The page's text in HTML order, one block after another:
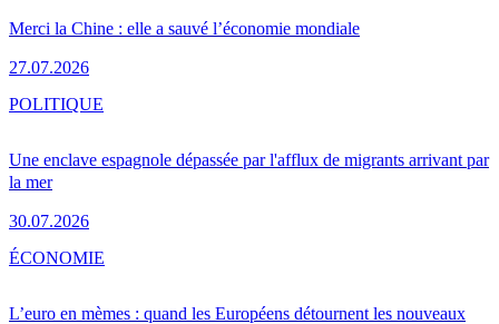
Merci la Chine : elle a sauvé l’économie mondiale
27.07.2026
Une enclave espagnole dépassée par l'afflux de migrants arrivant par
la mer
30.07.2026
POLITIQUE
L’euro en mèmes : quand les Européens détournent les nouveaux
ÉCONOMIE